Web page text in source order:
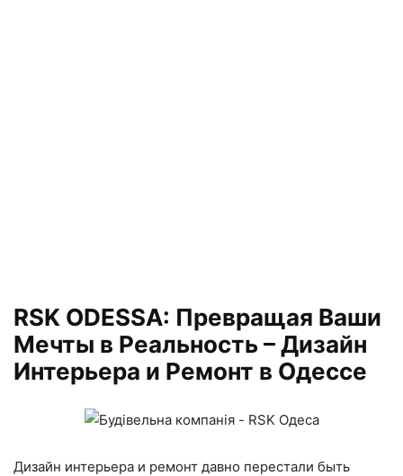
RSK ODESSA: Превращая Ваши
Мечты в Реальность – Дизайн
Интерьера и Ремонт в Одессе
Дизайн интерьера и ремонт давно перестали быть